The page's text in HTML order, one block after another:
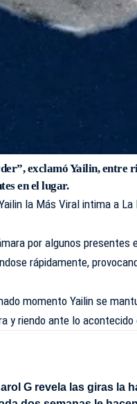
exclamó Yailin, entre
en el lugar.
la Más Viral intima a La
por algunos
rápidamente,
momento Yailin se
y riendo ante lo
G revela las giras la